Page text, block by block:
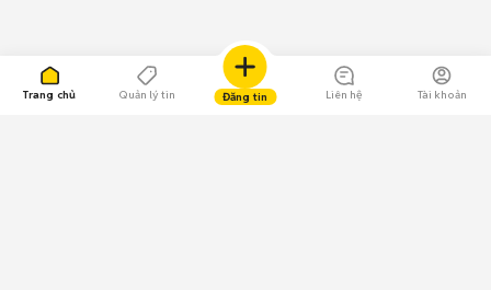
Trang chủ Quản lý tin Đăng tin Liên hệ Tài khoản